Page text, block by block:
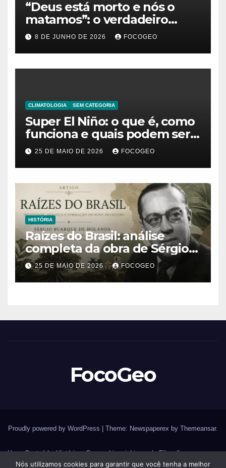
“Deus está morto e nós o
matamos”: o verdadeiro
significado da frase de
Friedrich Nietzsche
8 DE JUNHO DE 2026 FOCOGEO
CLIMATOLOGIA SEM CATEGORIA
Super El Niño: o que é, como
funciona e quais podem ser
os impactos desse fenômeno
climático extremo no Brasil e
no mundo
25 DE MAIO DE 2026 FOCOGEO
HISTÓRIA
Raízes do Brasil: análise
completa da obra de Sérgio
Buarque de Holanda e sua
importância para entender a
formação do Brasil
25 DE MAIO DE 2026 FOCOGEO
FocoGeo
Proudly powered by WordPress Theme: Newspaperex by Themeansar.
HomeConteúdosHistória – GuerrasLivrariaLivros de Filosofia
Nós utilizamos cookies para garantir que você tenha a melhor